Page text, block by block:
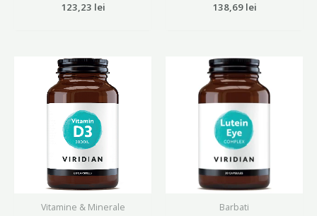
Evaluat
123,23 lei
Evaluat
138,69 lei
Vitamine & Minerale Barbati